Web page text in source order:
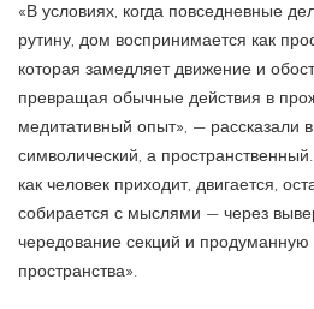
«В условиях, когда повседневные
рутину, дом воспринимается как
которая замедляет движение и
превращая обычные действия в
медитативный опыт», — рассказали
символический, а
как человек приходит, двигается,
собирается с мыслями — через
чередование секций и продуманную
пространства».